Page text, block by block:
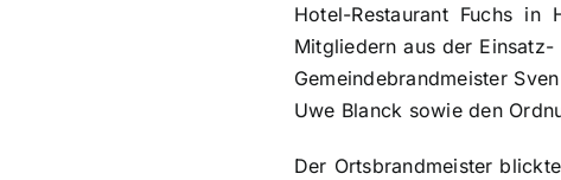
Hotel-Restaurant Fuchs in
Mitgliedern aus der
Gemeindebrandmeister
Uwe Blanck sowie den
Der Ortsbrandmeister